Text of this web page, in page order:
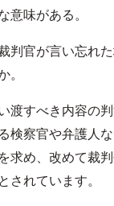
意味がある。
判官が言い忘れ
渡すべき内容の
検察官や弁護人
求め、改めて裁
されています。